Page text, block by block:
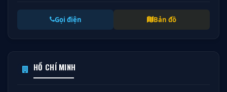
Gọi điện Bản đồ
HỒ CHÍ MINH